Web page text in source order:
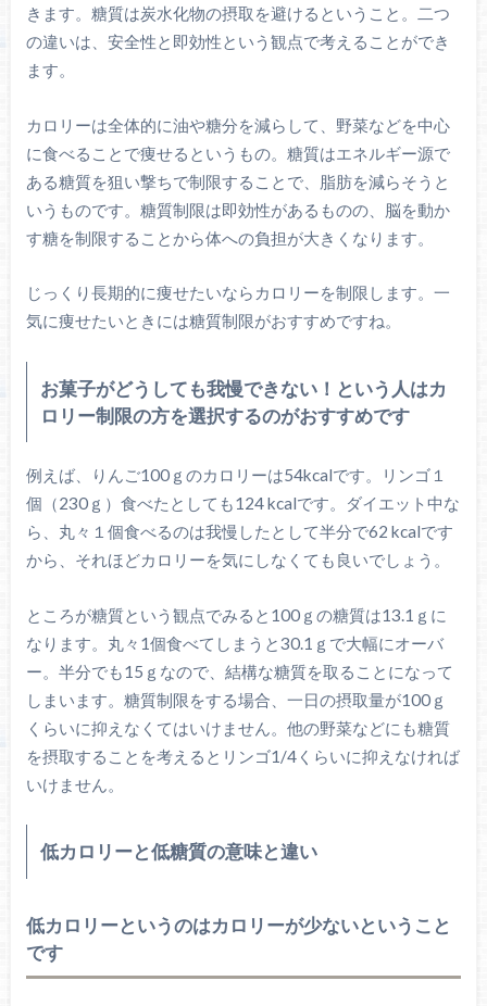
きます。糖質は炭水化物の摂取を避けるということ。二つ
の違いは、安全性と即効性という観点で考えることができ
ます。
カロリーは全体的に油や糖分を減らして、野菜などを中心
に食べることで痩せるというもの。糖質はエネルギー源で
ある糖質を狙い撃ちで制限することで、脂肪を減らそうと
いうものです。糖質制限は即効性があるものの、脳を動か
す糖を制限することから体への負担が大きくなります。
じっくり長期的に痩せたいならカロリーを制限します。一
気に痩せたいときには糖質制限がおすすめですね。
お菓子がどうしても我慢できない！という人はカ
ロリー制限の方を選択するのがおすすめです
例えば、りんご100ｇのカロリーは54kcalです。リンゴ１
個（230ｇ）食べたとしても124 kcalです。ダイエット中な
ら、丸々１個食べるのは我慢したとして半分で62 kcalです
から、それほどカロリーを気にしなくても良いでしょう。
ところが糖質という観点でみると100ｇの糖質は13.1ｇに
なります。丸々1個食べてしまうと30.1ｇで大幅にオーバ
ー。半分でも15ｇなので、結構な糖質を取ることになって
しまいます。糖質制限をする場合、一日の摂取量が100ｇ
くらいに抑えなくてはいけません。他の野菜などにも糖質
を摂取することを考えるとリンゴ1/4くらいに抑えなければ
いけません。
低カロリーと低糖質の意味と違い
低カロリーというのはカロリーが少ないということ
です